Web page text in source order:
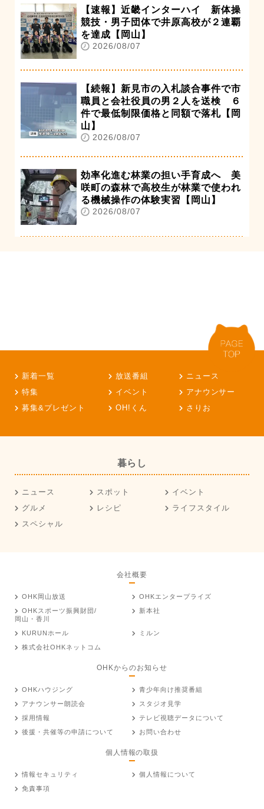
【速報】近畿インターハイ 新体操
競技・男子団体で井原高校が２連覇
を達成【岡山】
2026/08/07
【続報】新見市の入札談合事件で市
職員と会社役員の男２人を送検 ６
件で最低制限価格と同額で落札【岡
山】
2026/08/07
効率化進む林業の担い手育成へ 美
咲町の森林で高校生が林業で使われ
る機械操作の体験実習【岡山】
2026/08/07
新着一覧 放送番組
ニュース
特集
イベント
アナウンサー
募集&プレゼント
OH!くん さりお
暮らし
ニュース スポット
イベント
グルメ
レシピ
ライフスタイル
スペシャル
会社概要
OHK岡山放送
OHKエンタープライズ
OHKスポーツ振興財団/
岡山・香川
新本社
KURUNホール
ミルン
株式会社OHKネットコム
OHKからのお知らせ
OHKハウジング
青少年向け推奨番組
アナウンサー朗読会
スタジオ見学
採用情報
テレビ視聴データについて
後援・共催等の申請について
お問い合わせ
個人情報の取扱
情報セキュリティ
個人情報について
免責事項